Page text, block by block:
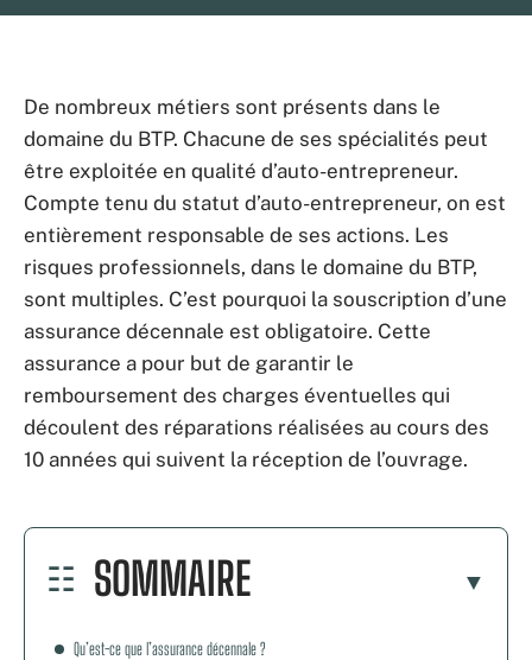
De nombreux métiers sont présents dans le
domaine du BTP. Chacune de ses spécialités peut
être exploitée en qualité d’auto-entrepreneur.
Compte tenu du statut d’auto-entrepreneur, on est
entièrement responsable de ses actions. Les
risques professionnels, dans le domaine du BTP,
sont multiples. C’est pourquoi la souscription d’une
assurance décennale est obligatoire. Cette
assurance a pour but de garantir le
remboursement des charges éventuelles qui
découlent des réparations réalisées au cours des
10 années qui suivent la réception de l’ouvrage.
SOMMAIRE
Qu’est-ce que l’assurance décennale ?